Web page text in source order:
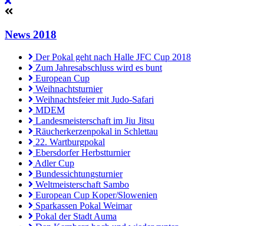
News 2018
Der Pokal geht nach Halle JFC Cup 2018
Zum Jahresabschluss wird es bunt
European Cup
Weihnachtsturnier
Weihnachtsfeier mit Judo-Safari
MDEM
Landesmeisterschaft im Jiu Jitsu
Räucherkerzenpokal in Schlettau
22. Wartburgpokal
Ebersdorfer Herbstturnier
Adler Cup
Bundessichtungsturnier
Weltmeisterschaft Sambo
European Cup Koper/Slowenien
Sparkassen Pokal Weimar
Pokal der Stadt Auma